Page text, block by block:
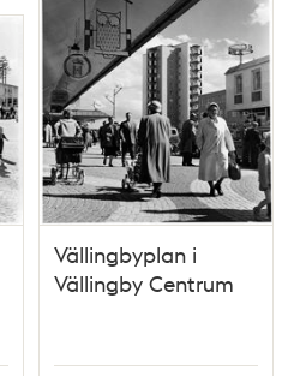
Vällingbyplan i
Vällingby Centrum